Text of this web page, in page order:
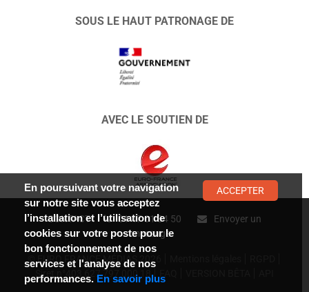
SOUS LE HAUT PATRONAGE DE
AVEC LE SOUTIEN DE
CONTACT : 01 47 01 34 50
Envoyer un
message
© EURO FRANCE MÉDIAS 2026
Siret n°403 627 797 000 18
En poursuivant votre navigation
sur notre site vous acceptez
l’installation et l’utilisation de
cookies sur votre poste pour le
bon fonctionnement de nos
services et l'analyse de nos
performances. En savoir plus
ACCEPTER